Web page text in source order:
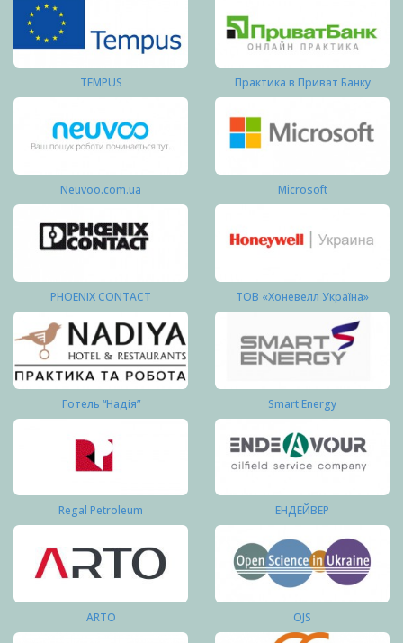
TEMPUS Практика в Приват Банку
Neuvoo.com.ua Microsoft
PHOENIX CONTACT ТОВ «Хоневелл Україна»
Готель “Надія” Smart Energy
Regal Petroleum ЕНДЕЙВЕР
ARTO OJS